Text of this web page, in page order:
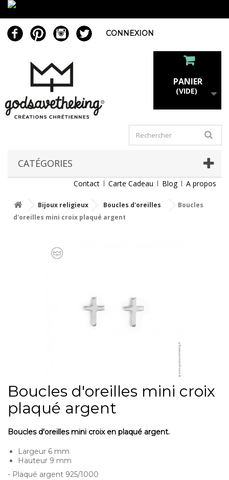
CONNEXION
PANIER
(VIDE)
CATÉGORIES
Contact Carte Cadeau Blog A propos
Bijoux religieux Boucles d'oreilles
Boucles
d'oreilles mini croix plaqué argent
Boucles d'oreilles mini croix
plaqué argent
Boucles d'oreilles mini croix en plaqué argent.
Largeur 6 mm
Hauteur 9 mm
- Plaqué argent 925/1000